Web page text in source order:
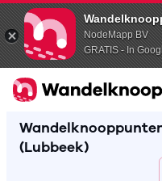
NodeMapp BV
GRATIS - In
(Lubbeek)